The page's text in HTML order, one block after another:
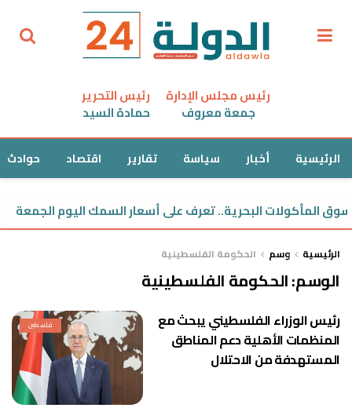
رئيس مجلس الإدارة
جمعة معروف
رئيس التحرير
حمادة السيد
الرئيسية أخبار سياسة تقارير اقتصاد حوادث
المأكولات البحرية.. تعرف على أسعار السمك اليوم الجمعة
الرئيسية وسم الحكومة الفلسطينية
الوسم:الحكومة الفلسطينية
فلسطين
رئيس الوزراء الفلسطيني يبحث مع
المنظمات الأهلية دعم المناطق
المستهدفة من الاحتلال